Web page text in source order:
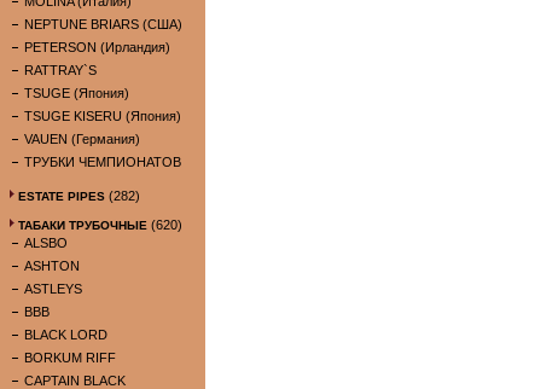
NEPTUNE BRIARS (США)
PETERSON (Ирландия)
RATTRAY`S
TSUGE (Япония)
TSUGE KISERU (Япония)
VAUEN (Германия)
ТРУБКИ ЧЕМПИОНАТОВ
ESTATE PIPES (282)
ТАБАКИ ТРУБОЧНЫЕ (620)
ALSBO
ASHTON
ASTLEYS
BBB
BLACK LORD
BORKUM RIFF
CAPTAIN BLACK